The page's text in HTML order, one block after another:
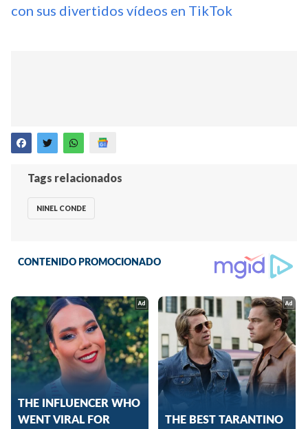
con sus divertidos vídeos en TikTok
Tags relacionados
NINEL CONDE